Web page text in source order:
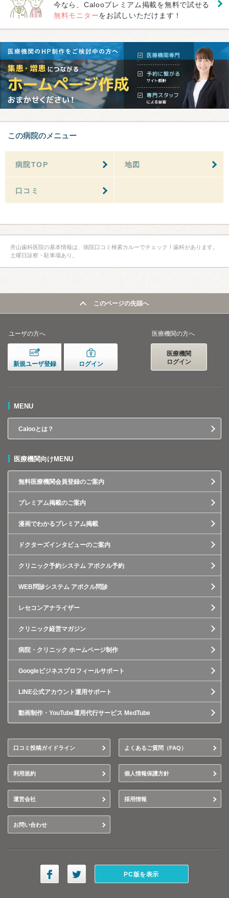
今なら、Calooプレミアム掲載を無料で試せる
無料モニターをお試しいただけます！
この病院のメニュー
病院TOP 地図
口コミ
舟山歯科医院の基本情報は、病院口コミ検索カルーでチェック！歯科があります。
土曜日診察・駐車場あり。
このページの先頭へ
ユーザの方へ
新規ユーザ登録 ログイン
医療機関の方へ
医療機関
ログイン
MENU
Calooとは？
医療機関向けMENU
無料医療機関会員登録のご案内
プレミアム掲載のご案内
漫画でわかるプレミアム掲載
ドクターズインタビューのご案内
クリニック予約システム アポクル予約
WEB問診システム アポクル問診
レセコンアナライザー
クリニック経営マガジン
病院・クリニック ホームページ制作
Googleビジネスプロフィールサポート
LINE公式アカウント運用サポート
動画制作・YouTube運用代行サービス MedTube
口コミ投稿ガイドライン よくあるご質問（FAQ）
利用規約 個人情報保護方針
運営会社 採用情報
お問い合わせ
PC版を表示